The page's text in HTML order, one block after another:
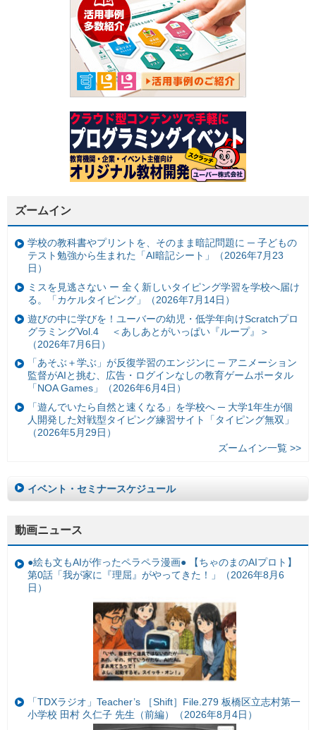
ズームイン
学校の教科書やプリントを、そのまま暗記問題に ─ 子どもの
テスト勉強から生まれた「AI暗記シート」（2026年7月23
日）
ミスを見逃さない ー 全く新しいタイピング学習を学校へ届け
る。「カケルタイピング」（2026年7月14日）
遊びの中に学びを！ユーバーの幼児・低学年向けScratchプロ
グラミングVol.4 ＜あしあとがいっぱい『ループ』＞
（2026年7月6日）
「あそぶ＋学ぶ」が反復学習のエンジンに ─ アニメーション
監督がAIと挑む、広告・ログインなしの教育ゲームポータル
「NOA Games」（2026年6月4日）
「遊んでいたら自然と速くなる」を学校へ ─ 大学1年生が個
人開発した対戦型タイピング練習サイト「タイピング無双」
（2026年5月29日）
ズームイン一覧 >>
イベント・セミナースケジュール
動画ニュース
●絵も文もAIが作ったペラペラ漫画● 【ちゃのまのAIプロト】
第0話「我が家に『理屈』がやってきた！」（2026年8月6
日）
「TDXラジオ」Teacher’s ［Shift］File.279 板橋区立志村第一
小学校 田村 久仁子 先生（前編）（2026年8月4日）